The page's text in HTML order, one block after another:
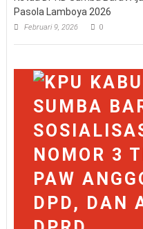
Pasola Lamboya 2026
Februari 9, 2026 0